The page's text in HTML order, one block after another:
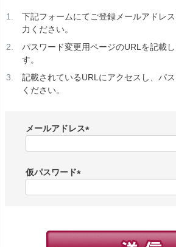
下記フォームにてご登録メールアドレ
力ください。
パスワード変更用ページのURLを記載
す。
記載されているURLにアクセスし、パ
ください。
メールアドレス
)
仮パスワード